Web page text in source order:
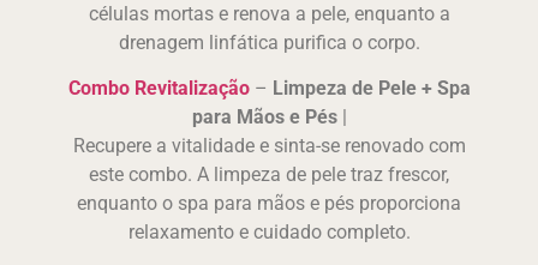
células mortas e renova a pele, enquanto a
drenagem linfática purifica o corpo.
Combo Revitalização– Limpeza de Pele + Spa
para Mãos e Pés|
Recupere a vitalidade e sinta-se renovado com
este combo. A limpeza de pele traz frescor,
enquanto o spa para mãos e pés proporciona
relaxamento e cuidado completo.